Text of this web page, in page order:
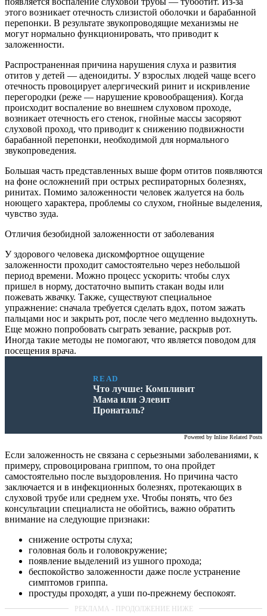
этого возникает отечность слизистой оболочки и барабанной
перепонки. В результате звукопроводящие механизмы не
могут нормально функционировать, что приводит к
заложенности.
Распространенная причина нарушения слуха и развития
отитов у детей — аденоидиты. У взрослых людей чаще всего
отечность провоцирует алергический ринит и искривление
перегородки (реже — нарушение кровообращения). Когда
происходит воспаление во внешнем слуховом проходе,
возникает отечность его стенок, гнойные массы засоряют
слуховой проход, что приводит к снижению подвижности
барабанной перепонки, необходимой для нормального
звукопроведения.
Большая часть представленных выше форм отитов появляются
на фоне осложнений при острых респираторных болезнях,
ринитах. Помимо заложенности человек жалуется на боль
ноющего характера, проблемы со слухом, гнойные выделения,
чувство зуда.
Отличия безобидной заложенности от заболевания
У здорового человека дискомфортное ощущение
заложенности проходит самостоятельно через небольшой
период времени. Можно процесс ускорить: чтобы слух
пришел в норму, достаточно выпить стакан воды или
пожевать жвачку. Также, существуют специальное
упражнение: сначала требуется сделать вдох, потом зажать
пальцами нос и закрыть рот, после чего медленно выдохнуть.
Еще можно попробовать сыграть зевание, раскрыв рот.
Иногда такие методы не помогают, что является поводом для
посещения врача.
READ
Что лучше: Компливит
Мама или Элевит
Пронаталь?
Powered by Inline Related Posts
Если заложенность не связана с серьезными заболеваниями, к
примеру, спровоцирована гриппом, то она пройдет
самостоятельно после выздоровления. Но причина часто
заключается и в инфекционных болезнях, протекающих в
слуховой трубе или среднем ухе. Чтобы понять, что без
консультации специалиста не обойтись, важно обратить
внимание на следующие признаки:
снижение остроты слуха;
головная боль и головокружение;
появление выделений из ушного прохода;
беспокойство заложенности даже после устранение
симптомов гриппа.
простуды проходят, а уши по-прежнему беспокоят.